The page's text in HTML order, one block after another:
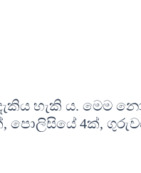
හැකි ය. මෙම
පොලිසියේ 4ක්,